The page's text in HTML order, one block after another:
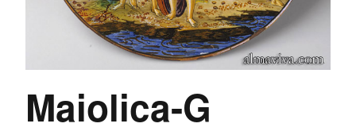
Maiolica-G